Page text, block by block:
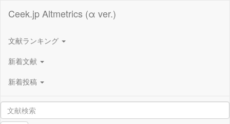
Ceek.jp Altmetrics (α ver.)
文献ランキング
新着文献
新着投稿